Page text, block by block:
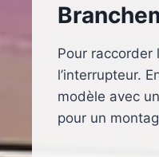
Pour raccorder
l’interrupteur.
modèle avec
pour un